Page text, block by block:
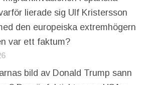
lierade sig Ulf Kristersson
den europeiska extremhögern
var ett faktum?
bild av Donald Trump sann